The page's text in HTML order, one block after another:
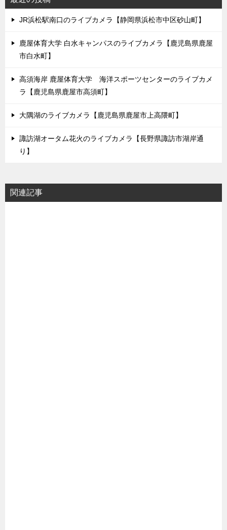
JR浜松駅南口のライブカメラ【静岡県浜松市中区砂山町】
鹿屋体育大学 白水キャンパスのライブカメラ【鹿児島県鹿屋
市白水町】
高須海岸 鹿屋体育大学 海洋スポーツセンターのライブカメ
ラ【鹿児島県鹿屋市高須町】
大隅湖のライブカメラ【鹿児島県鹿屋市上高隈町】
諏訪湖オータム花火のライブカメラ【長野県諏訪市湖岸通
り】
関連記事